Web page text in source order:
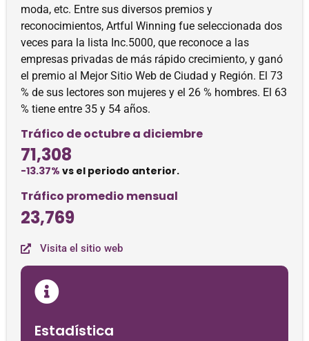
moda, etc. Entre sus diversos premios y
reconocimientos, Artful Winning fue seleccionada dos
veces para la lista Inc.5000, que reconoce a las
empresas privadas de más rápido crecimiento, y ganó
el premio al Mejor Sitio Web de Ciudad y Región. El 73
% de sus lectores son mujeres y el 26 % hombres. El 63
% tiene entre 35 y 54 años.
Tráfico de octubre a diciembre
71,308
-13.37% vs el periodo anterior.
Tráfico promedio mensual
23,769
Visita el sitio web
Estadística